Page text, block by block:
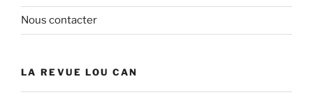
Nous contacter
LA REVUE LOU CAN